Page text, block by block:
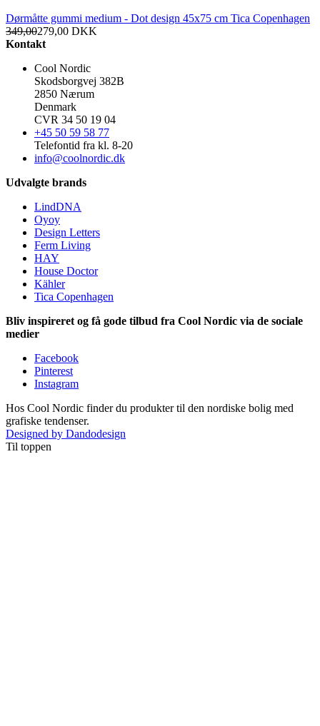
Dørmåtte gummi medium - Dot design 45x75 cm Tica Copenhagen
349,00279,00 DKK
Kontakt
Cool Nordic
Skodsborgvej 382B
2850 Nærum
Denmark
CVR 34 50 19 04
+45 50 59 58 77
Telefontid fra kl. 8-20
info@coolnordic.dk
Udvalgte brands
LindDNA
Oyoy
Design Letters
Ferm Living
HAY
House Doctor
Kähler
Tica Copenhagen
Bliv inspireret og få gode tilbud fra Cool Nordic via de sociale
medier
Facebook
Pinterest
Instagram
Hos Cool Nordic finder du produkter til den nordiske bolig med
grafiske tendenser.
Designed by Dandodesign
Til toppen